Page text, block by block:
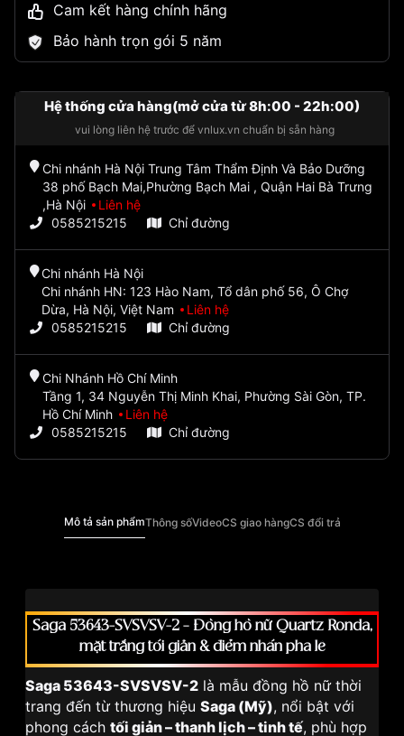
Cam kết hàng chính hãng
Bảo hành trọn gói 5 năm
Hệ thống cửa hàng(mở cửa từ 8h:00 - 22h:00)
vui lòng liên hệ trước để vnlux.vn chuẩn bị sẵn hàng
Chi nhánh Hà Nội Trung Tâm Thẩm Định Và Bảo Dưỡng
38 phố Bạch Mai,Phường Bạch Mai , Quận Hai Bà Trưng
,Hà Nội
Liên hệ
0585215215
Chỉ đường
Chi nhánh Hà Nội
Chi nhánh HN: 123 Hào Nam, Tổ dân phố 56, Ô Chợ
Dừa, Hà Nội, Việt Nam
Liên hệ
0585215215
Chỉ đường
Chi Nhánh Hồ Chí Minh
Tầng 1, 34 Nguyễn Thị Minh Khai, Phường Sài Gòn, TP.
Hồ Chí Minh
Liên hệ
0585215215
Chỉ đường
Mô tả sản phẩmThông sốVideoCS giao hàngCS đổi trả
Saga 53643-SVSVSV-2 – Đồng hồ nữ Quartz Ronda,
mặt trắng tối giản & điểm nhấn pha lê
Saga 53643-SVSVSV-2 là mẫu đồng hồ nữ thời
trang đến từ thương hiệu Saga (Mỹ), nổi bật với
phong cách tối giản – thanh lịch – tinh tế, phù hợp